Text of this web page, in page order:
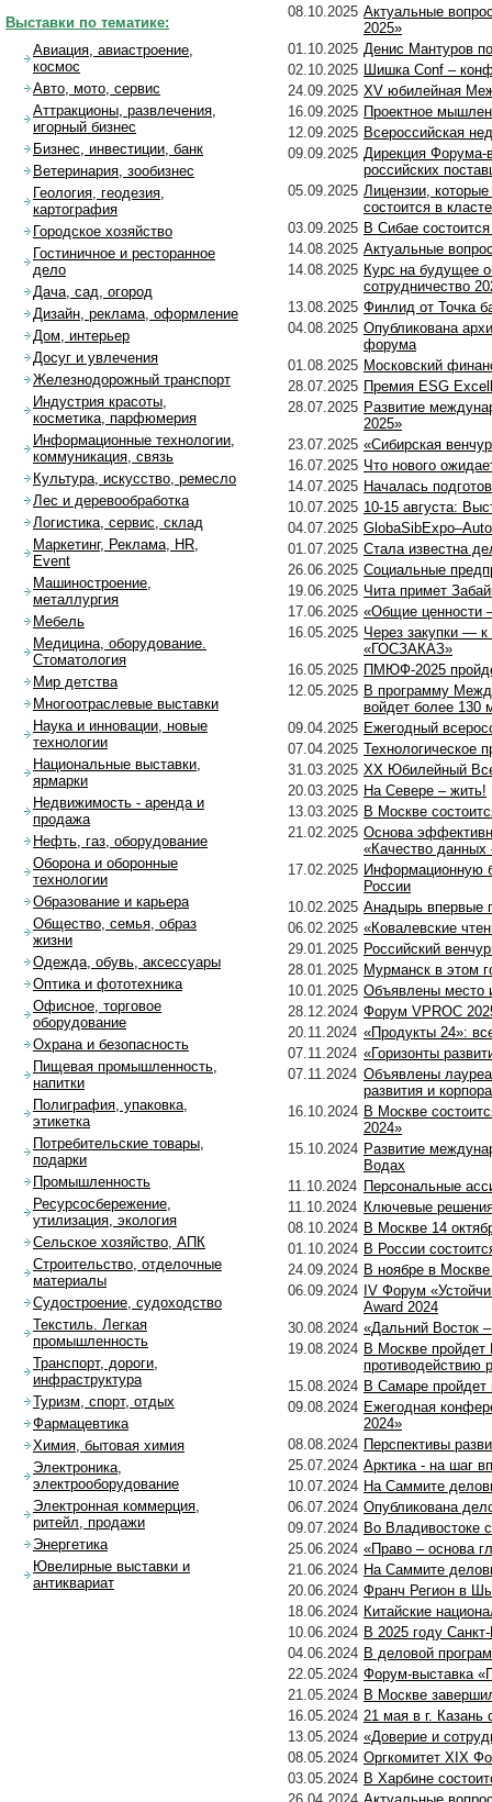
08.10.2025 Актуальные
2025»
01.10.2025 Денис Мантуров
02.10.2025 Шишка Conf –
24.09.2025 XV юбилейная
16.09.2025 Проектное
12.09.2025 Всероссийская
09.09.2025 Дирекция
российских
05.09.2025 Лицензии,
состоится в
03.09.2025 В Сибае
14.08.2025 Актуальные
14.08.2025 Курс на будущее
сотрудничество
13.08.2025 Финлид от Точка
04.08.2025 Опубликована
форума
01.08.2025 Московский
28.07.2025 Премия ESG
28.07.2025 Развитие
2025»
23.07.2025 «Сибирская
16.07.2025 Что нового
14.07.2025 Началась
10.07.2025 10-15 августа:
04.07.2025
01.07.2025 Стала известна
26.06.2025 Социальные
19.06.2025 Чита примет
17.06.2025 «Общие ценности
16.05.2025 Через закупки — к
«ГОСЗАКАЗ»
16.05.2025 ПМЮФ-2025
12.05.2025 В программу
войдет более 130
09.04.2025 Ежегодный
07.04.2025 Технологическое
31.03.2025 XX Юбилейный
20.03.2025 На Севере – жить!
13.03.2025 В Москве
21.02.2025 Основа
«Качество
17.02.2025 Информационную
России
10.02.2025 Анадырь впервые
06.02.2025 «Ковалевские
29.01.2025 Российский
28.01.2025 Мурманск в этом
10.01.2025 Объявлены место
28.12.2024 Форум VPROC
20.11.2024 «Продукты 24»:
07.11.2024 «Горизонты
07.11.2024 Объявлены
развития и
16.10.2024 В Москве
2024»
15.10.2024 Развитие
Водах
11.10.2024 Персональные
11.10.2024 Ключевые
08.10.2024 В Москве 14
01.10.2024 В России
24.09.2024 В ноябре в
06.09.2024 IV Форум
Award 2024
30.08.2024 «Дальний Восток
19.08.2024 В Москве пройдет
противодействию
15.08.2024 В Самаре пройдет
09.08.2024 Ежегодная
2024»
08.08.2024 Перспективы
25.07.2024 Арктика - на шаг
10.07.2024 На Саммите
06.07.2024 Опубликована
09.07.2024 Во Владивостоке
25.06.2024 «Право – основа
21.06.2024 На Саммите
20.06.2024 Франч Регион в
18.06.2024 Китайские
10.06.2024 В 2025 году
04.06.2024 В деловой
22.05.2024 Форум-выставка
21.05.2024 В Москве
16.05.2024 21 мая в г. Казань
13.05.2024 «Доверие и
08.05.2024 Оргкомитет XIX
03.05.2024 В Харбине
Выставки по тематике:
Авиация, авиастроение,
космос
Авто, мото, сервис
Аттракционы, развлечения,
игорный бизнес
Бизнес, инвестиции, банк
Ветеринария, зообизнес
Геология, геодезия,
картография
Городское хозяйство
Гостиничное и ресторанное
дело
Дача, сад, огород
Дизайн, реклама, оформление
Дом, интерьер
Досуг и увлечения
Железнодорожный транспорт
Индустрия красоты,
косметика, парфюмерия
Информационные технологии,
коммуникация, связь
Культура, искусство, ремесло
Лес и деревообработка
Логистика, сервис, склад
Маркетинг, Реклама, HR,
Event
Машиностроение,
металлургия
Мебель
Медицина, оборудование.
Стоматология
Мир детства
Многоотраслевые выставки
Наука и инновации, новые
технологии
Национальные выставки,
ярмарки
Недвижимость - аренда и
продажа
Нефть, газ, оборудование
Оборона и оборонные
технологии
Образование и карьера
Общество, семья, образ
жизни
Одежда, обувь, аксессуары
Оптика и фототехника
Офисное, торговое
оборудование
Охрана и безопасность
Пищевая промышленность,
напитки
Полиграфия, упаковка,
этикетка
Потребительские товары,
подарки
Промышленность
Ресурсосбережение,
утилизация, экология
Сельское хозяйство, АПК
Строительство, отделочные
материалы
Судостроение, судоходство
Текстиль. Легкая
промышленность
Транспорт, дороги,
инфраструктура
Туризм, спорт, отдых
Фармацевтика
Химия, бытовая химия
Электроника,
электрооборудование
Электронная коммерция,
ритейл, продажи
Энергетика
Ювелирные выставки и
антиквариат